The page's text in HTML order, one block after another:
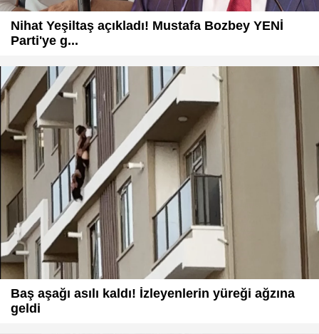
Nihat Yeşiltaş açıkladı! Mustafa Bozbey YENİ
Parti'ye g...
Baş aşağı asılı kaldı! İzleyenlerin yüreği ağzına
geldi